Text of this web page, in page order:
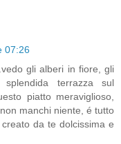
07:26
gli alberi in fiore, gli
terrazza sul
piatto meraviglioso,
manchi niente, é tutto
da te dolcissima e